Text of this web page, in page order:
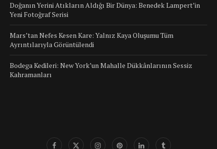
Doğanın Yerini Atıkların Aldığı Bir Dünya: Benedek Lampert’in
Yeni Fotoğraf Serisi
Mars’tan Nefes Kesen Kare: Yalnız Kaya Oluşumu Tüm
Ayrıntılarıyla Görüntülendi
Bodega Kedileri: New York’un Mahalle Dükkânlarının Sessiz
Kahramanları